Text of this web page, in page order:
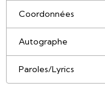
Coordonnées
Autographe
Paroles/Lyrics